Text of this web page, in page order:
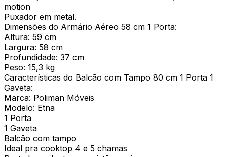
motion
Puxador em metal.
Dimensões do Armário Aéreo 58 cm 1 Porta:
Altura: 59 cm
Largura: 58 cm
Profundidade: 37 cm
Peso: 15,3 kg
Características do Balcão com Tampo 80 cm 1 Porta 1
Gaveta:
Marca: Poliman Móveis
Modelo: Etna
1 Porta
1 Gaveta
Balcão com tampo
Ideal pra cooktop 4 e 5 chamas